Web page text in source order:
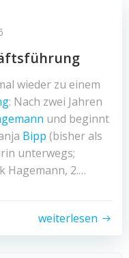
wieder zu einem
: Nach zwei Jahren
und beginnt
Bipp (bisher als
unterwegs;
Hagemann, 2.…
weiterlesen